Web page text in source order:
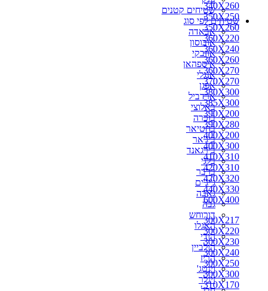
שטיחים קטנים
שטיחים לפי סוג
אבאדה
אובוסון
אוזבקי
איספהאן
אנגלי
אפגן
ארדביל
באלוצי
בוכרה
בחטיאר
ביג'אר
בירגאנד
בלגי
ברבר
ג'יג'ים
גאבה
גבה
דורוחש
האגלו
הודי
הולביין
הריז
וינטג'
זיגלר
340X260
350X250
350X260
360X220
360X240
360X260
360X270
370X270
380X300
385X300
390X200
390X280
400X200
400X300
410X310
420X310
420X320
440X330
600X400
300X217
300X220
300X230
300X240
300X250
300X300
310X170